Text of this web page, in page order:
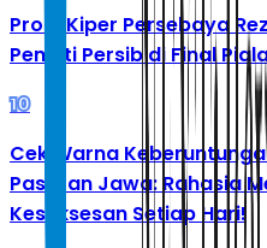
Profil Kiper Persebaya
Penalti Persib di Final
10
Cek Warna
Pasaran Jawa: Rahasia
Kesuksesan Setiap Hari!